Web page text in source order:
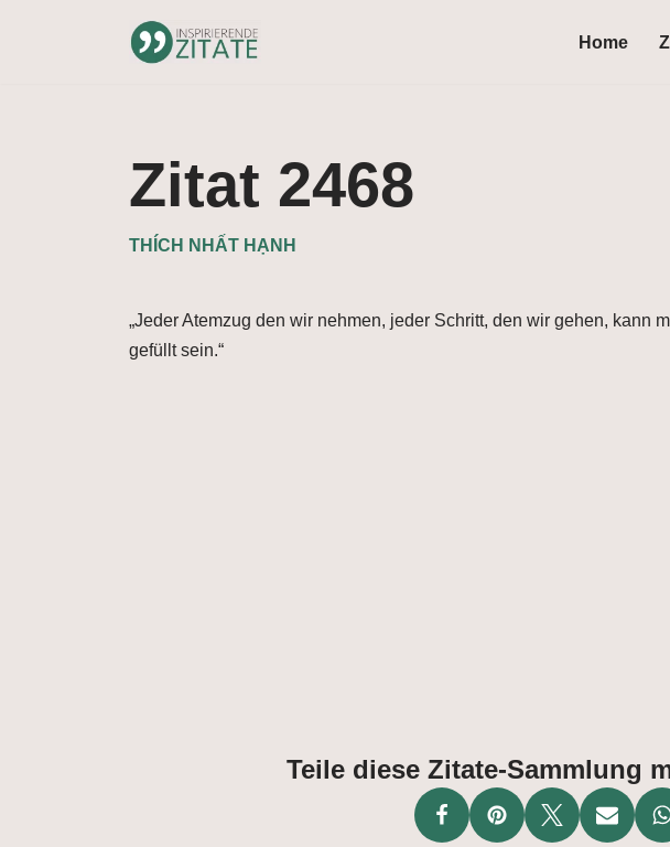
Home
Zitat 2468
THÍCH NHẤT HẠNH
„Jeder Atemzug den wir nehmen, jeder Schritt, den wir gehen, kann
gefüllt sein.“
Teile diese Zitate-Sammlung